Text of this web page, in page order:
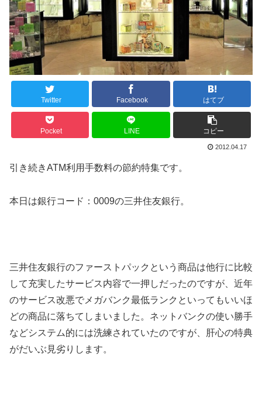
Twitter Facebook はてブ
Pocket LINE コピー
2012.04.17
引き続きATM利用手数料の節約特集です。
本日は銀行コード：0009の三井住友銀行。
三井住友銀行のファーストパックという商品は他行に比較
して充実したサービス内容で一押しだったのですが、近年
のサービス改悪でメガバンク最低ランクといってもいいほ
どの商品に落ちてしまいました。ネットバンクの使い勝手
などシステム的には洗練されていたのですが、肝心の特典
がだいぶ見劣りします。